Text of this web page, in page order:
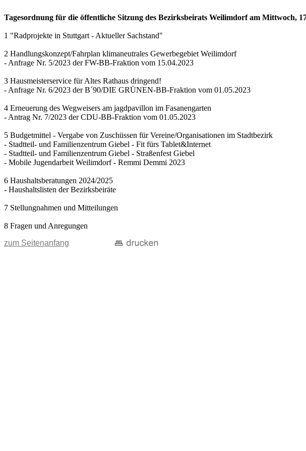
Tagesordnung für die öffentliche Sitzung des Bezirksbeirats Weilimdorf am Mittwoch,
1 "Radprojekte in Stuttgart - Aktueller Sachstand"
2 Handlungskonzept/Fahrplan klimaneutrales Gewerbegebiet Weilimdorf
- Anfrage Nr. 5/2023 der FW-BB-Fraktion vom 15.04.2023
3 Hausmeisterservice für Altes Rathaus dringend!
- Anfrage Nr. 6/2023 der B´90/DIE GRÜNEN-BB-Fraktion vom 01.05.2023
4 Erneuerung des Wegweisers am jagdpavillon im Fasanengarten
- Antrag Nr. 7/2023 der CDU-BB-Fraktion vom 01.05.2023
5 Budgetmittel - Vergabe von Zuschüssen für Vereine/Organisationen im Stadtbezirk
- Stadtteil- und Familienzentrum Giebel - Fit fürs Tablet&Internet
- Stadtteil- und Familienzentrum Giebel - Straßenfest Giebel
- Mobile Jugendarbeit Weilimdorf - Remmi Demmi 2023
6 Haushaltsberatungen 2024/2025
- Haushaltslisten der Bezirksbeiräte
7 Stellungnahmen und Mitteilungen
8 Fragen und Anregungen
zum Seitenanfang